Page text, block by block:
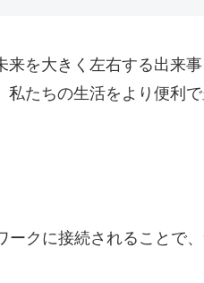
を大きく左右する出来
たちの生活をより便利
ークに接続されることで